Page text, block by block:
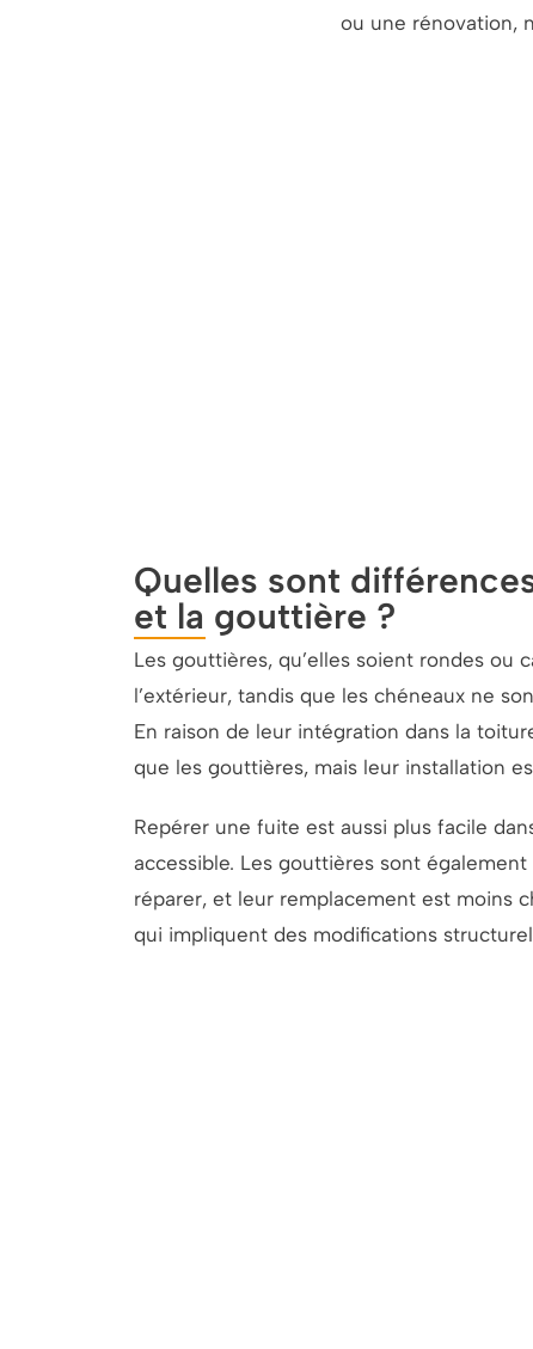
ou une rénovation,
Quelles sont
et la gouttière ?
Les gouttières, qu’elles soient rondes ou
l’extérieur, tandis que les chéneaux ne
En raison de leur intégration dans la
que les gouttières, mais leur installation
Repérer une fuite est aussi plus facile
accessible. Les gouttières sont
réparer, et leur remplacement est moins
qui impliquent des modifications